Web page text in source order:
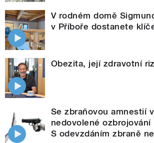
V rodném domě
v Příboře dostanete
Obezita, její zdravotní
Se zbraňovou amnestií
nedovolené ozbrojování
S odevzdáním zbraně